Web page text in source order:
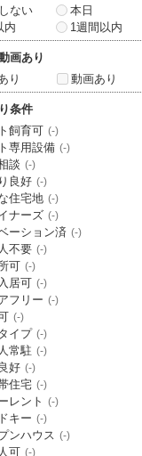
ない
本日
内
1週間以内
画あり
り
動画あり
条件
飼育可 (-)
専用設備 (-)
談 (-)
良好 (-)
住宅地 (-)
ナーズ (-)
ーション済 (-)
不要 (-)
可 (-)
居可 (-)
フリー (-)
(-)
イプ (-)
常駐 (-)
好 (-)
住宅 (-)
レント (-)
キー (-)
ンハウス (-)
可 (-)